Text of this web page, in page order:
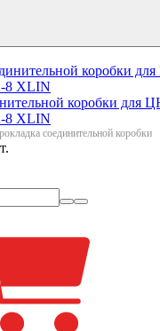
коробки для
8 XLIN
соединительной коробки